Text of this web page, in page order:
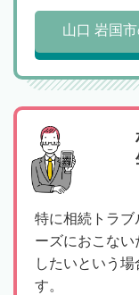
山口 岩国
特に相続トラブ
ーズにおこな
したいという
す。